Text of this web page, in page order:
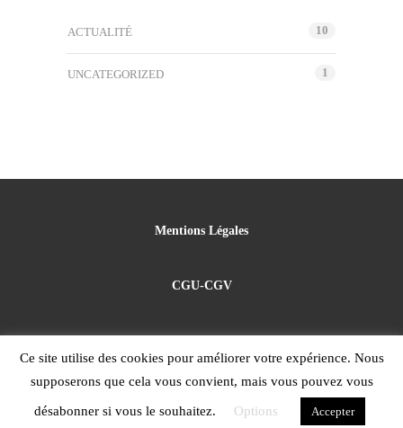
ACTUALITÉ 10
UNCATEGORIZED 1
Mentions Légales
CGU-CGV
Politique de confidentialité
Ce site utilise des cookies pour améliorer votre expérience. Nous
supposerons que cela vous convient, mais vous pouvez vous
désabonner si vous le souhaitez. Options Accepter